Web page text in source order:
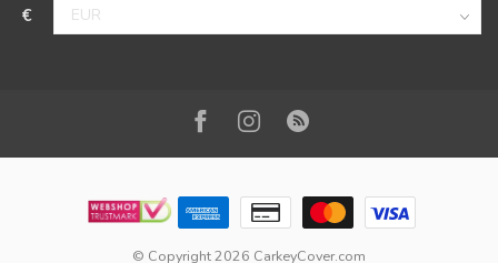
€
© Copyright 2026 CarkeyCover.com